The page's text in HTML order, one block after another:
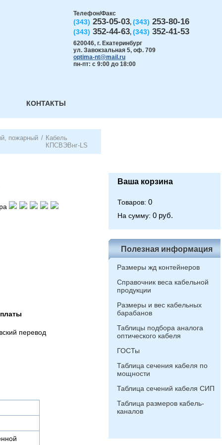
Телефон/Факс
(343) 253-05-03, (343) 253-80-16
(343) 352-44-63, (343) 352-41-53
620046, г. Екатеринбург
ул. Завокзальная 5, оф. 709
optima-nt@mail.ru
пн-пт: с 9:00 до 18:00
КОНТАКТЫ
пожарный / Кабель
КПСВЭВнг-LS
перевод
Ваша корзина
Товаров: 0
На сумму: 0 руб.
Полезная информация
Размеры жд контейнеров
Справочник веса кабельной
продукции
Размеры и вес кабельных
барабанов
Таблицы подбора аналога
оптического кабеля
ГОСТы
Таблица сечения кабеля по
мощности
Таблица сечений кабеля СИП
Таблица размеров кабель-
каналов